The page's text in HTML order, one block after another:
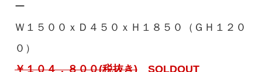
ー
Ｗ１５００ｘＤ４５０ｘＨ１８５０（ＧＨ１２０
０）
￥１０４，８００(税抜き) SOLDOUT